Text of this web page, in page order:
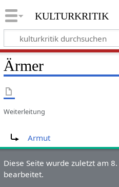
kulturkritik
Ärmer
Weiterleitung
Armut
Diese Seite wurde zuletzt am
bearbeitet.